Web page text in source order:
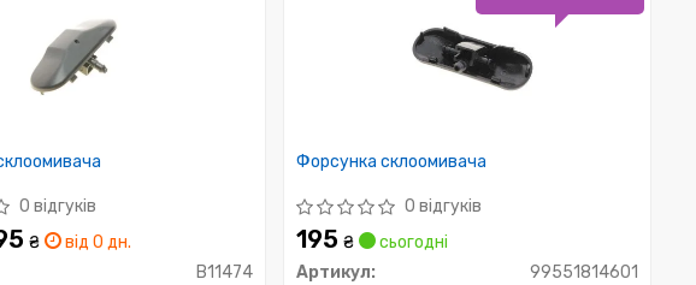
0 відгуків
₴
від 0 дн.
B11474
Форсунка склоомивача
0 відгуків
195₴
сьогодні
Артикул:
99551814601